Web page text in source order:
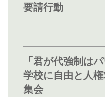
要請行動
「君が代強制は
学校に自由と人
集会